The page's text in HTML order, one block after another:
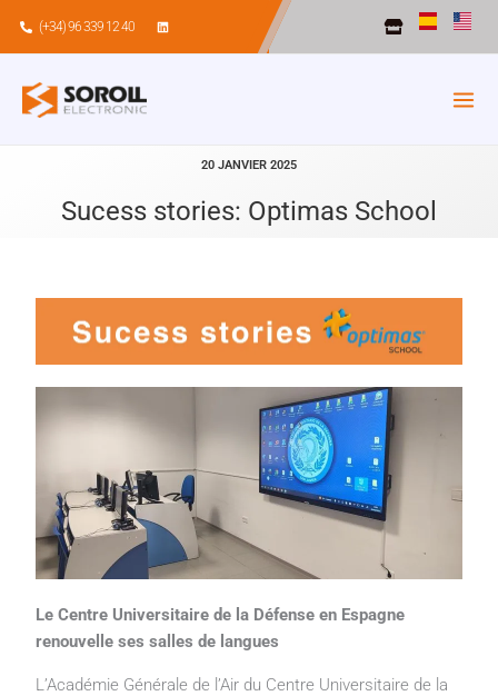
(+34) 96 339 12 40
20 JANVIER 2025
Sucess stories: Optimas School
Le Centre Universitaire de la Défense en Espagne
renouvelle ses salles de langues
L’Académie Générale de l’Air du Centre Universitaire de la